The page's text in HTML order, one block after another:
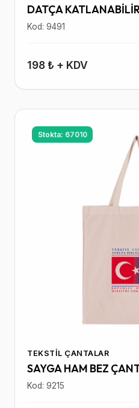
DATÇA
Kod: 9491
198 ₺ + KDV
Stokta: 67010
TEKSTIL ÇANTALAR
SAYGA HAM BEZ
Kod: 9215